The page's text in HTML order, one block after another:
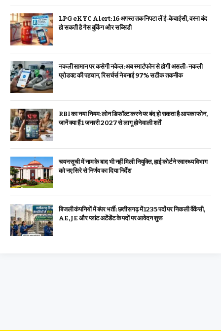
LPG eKYC Alert: 16 अगस्त तक निपटा लें ई-केवाईसी, वरना बंद
हो सकती है गैस बुकिंग और सब्सिडी
नकली सामान पर कसेगी नकेल: अब स्मार्टफोन से होगी असली-नकली
प्रोडक्ट की पहचान, रिसर्चर्स ने बनाई 97% सटीक तकनीक
RBI का नया नियम: लोन डिफॉल्ट करने पर बंद हो सकता है आपका फोन,
जानें क्या हैं 1 जनवरी 2027 से लागू होने वाली शर्तें
चयन सूची में नाम के बाद भी नहीं मिली नियुक्ति, हाई कोर्ट ने स्वास्थ्य विभाग
को नए सिरे से निर्णय का दिया निर्देश
बिजली कंपनियों में बंपर भर्ती: छत्तीसगढ़ में 1235 पदों पर निकली वैकेंसी,
AE, JE और प्लांट अटेंडेंट के पदों पर आवेदन शुरू